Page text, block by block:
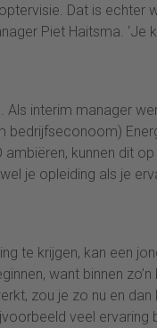
Dat is echter
Piet Haitsma. ‘Je
interim manager
bedrijfseconoom)
kunnen dit
je opleiding als je
te krijgen, kan een
want binnen
zou je zo nu en dan
veel ervaring